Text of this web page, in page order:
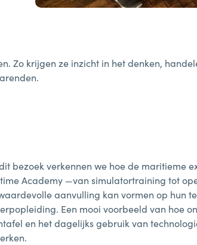
Zo krijgen ze inzicht in het denken,
bezoek verkennen we hoe de maritieme
Academy —van simulatortraining tot
aanvulling kan vormen op hun
Een mooi voorbeeld van hoe
en het dagelijks gebruik van